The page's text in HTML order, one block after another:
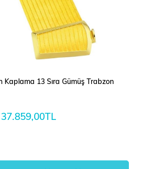
Kaplama 13 Sıra Gümüş Trabzon
37.859,00TL